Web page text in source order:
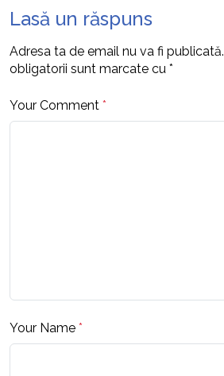
Lasă un răspuns
Adresa ta de email nu va fi publicată.
obligatorii sunt marcate cu *
Your Comment *
Your Name *